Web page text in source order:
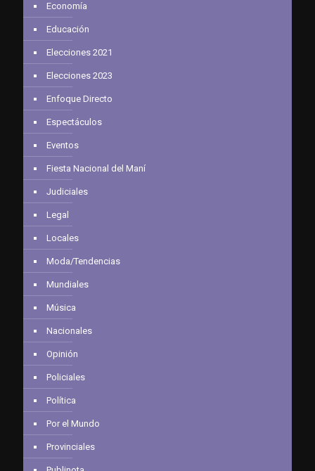
Economía
Educación
Elecciones 2021
Elecciones 2023
Enfoque Directo
Espectáculos
Eventos
Fiesta Nacional del Maní
Judiciales
Legal
Locales
Moda/Tendencias
Mundiales
Música
Nacionales
Opinión
Policiales
Política
Por el Mundo
Provinciales